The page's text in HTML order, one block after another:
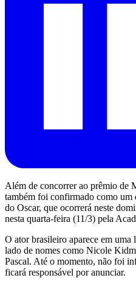
Além de concorrer ao prêmio de
também foi confirmado como um
do Oscar, que ocorrerá neste
nesta quarta-feira (11/3) pela
O ator brasileiro aparece em
lado de nomes como Nicole
Pascal. Até o momento, não foi
ficará responsável por anunciar.